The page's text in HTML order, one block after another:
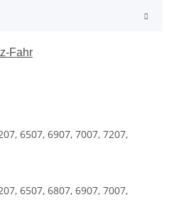
Fahr
6507, 6907, 7007, 7207,
6507, 6807, 6907, 7007,